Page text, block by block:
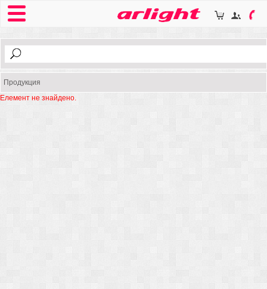
Продукция
Елемент не знайдено.